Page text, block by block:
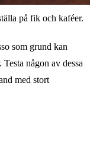
på fik och kaféer.
som grund kan
någon av dessa
med stort